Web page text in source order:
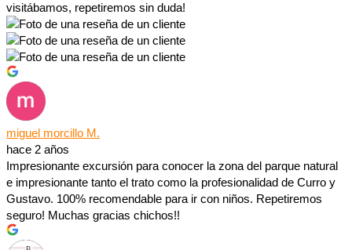
visitábamos, repetiremos sin duda!
miguel morcillo M.
hace 2 años
Impresionante excursión para conocer la zona del parque natural
e impresionante tanto el trato como la profesionalidad de Curro y
Gustavo. 100% recomendable para ir con niños. Repetiremos
seguro! Muchas gracias chichos!!